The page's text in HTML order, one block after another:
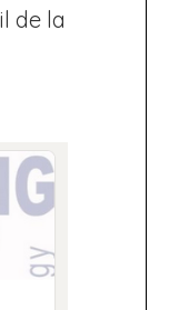
de la